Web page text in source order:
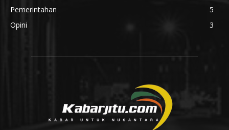
Pemerintahan
5
Opini
3